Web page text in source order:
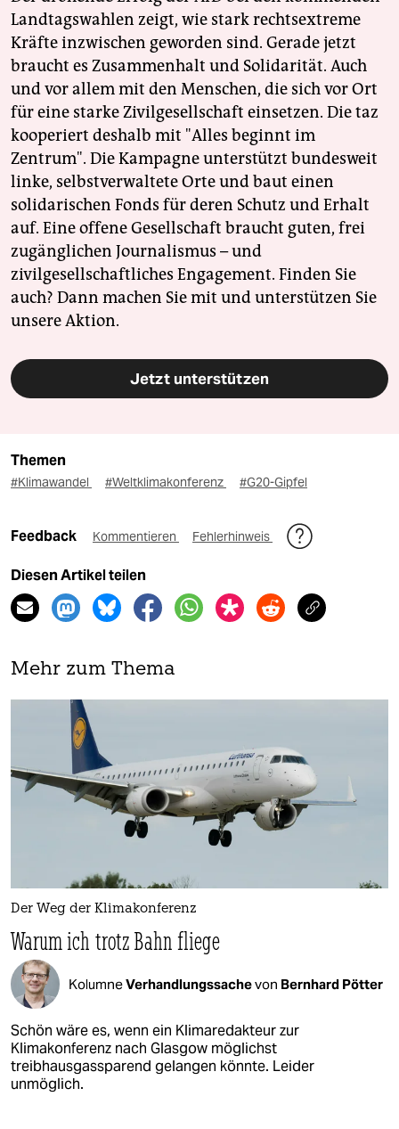
Landtagswahlen zeigt, wie stark rechtsextreme
Kräfte inzwischen geworden sind. Gerade jetzt
braucht es Zusammenhalt und Solidarität. Auch
und vor allem mit den Menschen, die sich vor Ort
für eine starke Zivilgesellschaft einsetzen. Die taz
kooperiert deshalb mit "Alles beginnt im
Zentrum". Die Kampagne unterstützt bundesweit
linke, selbstverwaltete Orte und baut einen
solidarischen Fonds für deren Schutz und Erhalt
auf. Eine offene Gesellschaft braucht guten, frei
zugänglichen Journalismus – und
zivilgesellschaftliches Engagement. Finden Sie
auch? Dann machen Sie mit und unterstützen Sie
unsere Aktion.
Jetzt unterstützen
Themen
#Klimawandel #Weltklimakonferenz #G20-Gipfel
Feedback Kommentieren Fehlerhinweis
Diesen Artikel teilen
Mehr zum Thema
Der Weg der Klimakonferenz
Warum ich trotz Bahn fliege
KolumneVerhandlungssachevon Bernhard Pötter
Schön wäre es, wenn ein Klimaredakteur zur
Klimakonferenz nach Glasgow möglichst
treibhausgassparend gelangen könnte. Leider
unmöglich.